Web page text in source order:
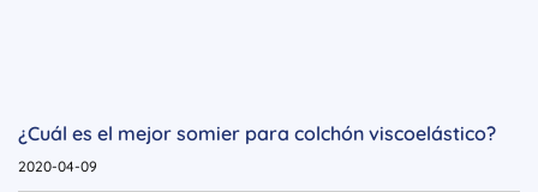
¿Cuál es el mejor somier para colchón viscoelástico?
2020-04-09